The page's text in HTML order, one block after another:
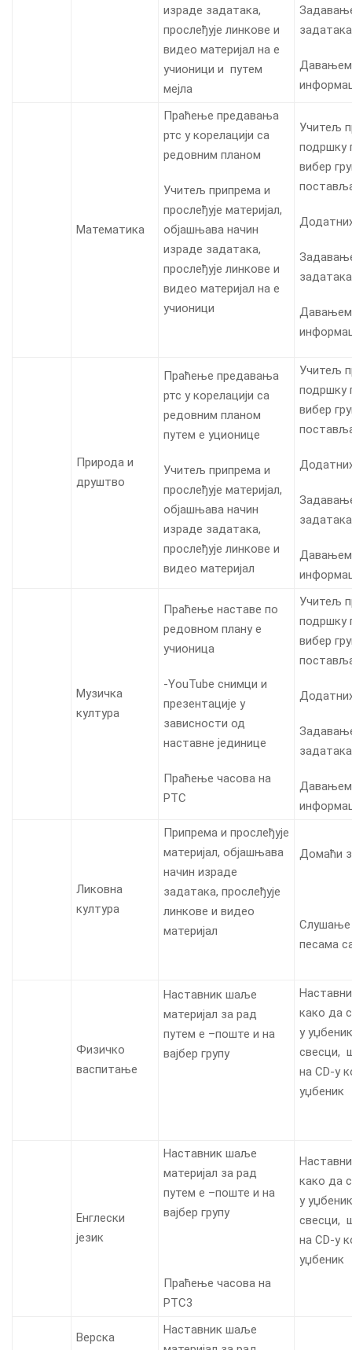
израде задатака,
прослеђује линкове и
видео материјал на е
учионици и путем
мејла
Давањем
Математика
Праћење предавања
ртс у корелацији са
редовним планом
Учитељ припрема и
прослеђује материјал,
објашњава начин
израде задатака,
прослеђује линкове и
видео материјал на е
учионици
Учитељ
подршку
вибер
Давањем
Природа и
друштво
Праћење предавања
ртс у корелацији са
редовним планом
путем е уционице
Учитељ припрема и
прослеђује материјал,
објашњава начин
израде задатака,
прослеђује линкове и
видео материјал
Учитељ
подршку
вибер
Давањем
Музичка
култура
Праћење наставе по
редовном плану е
учионица
-YouTube снимци и
презентације у
зависности од
наставне јединице
Праћење часова на
РТС
Учитељ
подршку
вибер
Давањем
Ликовна
култура
Припрема и прослеђује
материјал, објашњава
начин израде
задатака, прослеђује
линкове и видео
материјал
Домаћи
Слушање
песама
Физичко
васпитање
Наставник шаље
материјал за рад
путем е –поште и на
вајбер групу
како да
у
свесци,
на CD-у
уџбеник
Енглески
језик
Наставник шаље
материјал за рад
путем е –поште и на
вајбер групу
Праћење часова на
РТС3
како да
у
свесци,
на CD-у
уџбеник
Верска
Наставник шаље